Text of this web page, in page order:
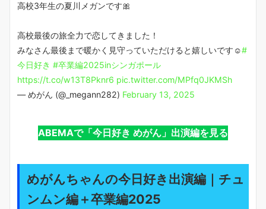
高校3年生の夏川メガンです🎀
高校最後の旅全力で恋してきました！
みなさん最後まで暖かく見守っていただけると嬉しいです☺️#
今日好き #卒業編2025inシンガポール
https://t.co/w13T8Pknr6 pic.twitter.com/MPfq0JKMSh
— めがん (@_megann282) February 13, 2025
ABEMAで「今日好き めがん」出演編を見る
めがんちゃんの今日好き出演編｜チュ
ンムン編＋卒業編2025